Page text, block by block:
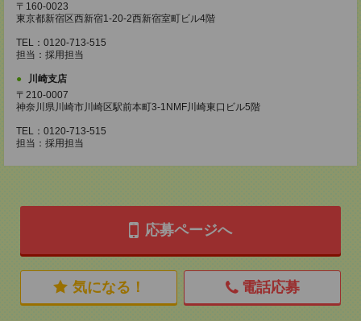
〒160-0023
東京都新宿区西新宿1-20-2西新宿室町ビル4階
TEL：0120-713-515
担当：採用担当
川崎支店
〒210-0007
神奈川県川崎市川崎区駅前本町3-1NMF川崎東口ビル5階
TEL：0120-713-515
担当：採用担当
応募ページへ
気になる！ 電話応募